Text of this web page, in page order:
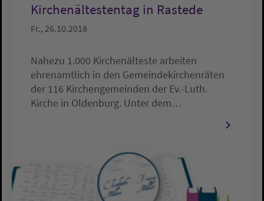
Kirchenältestentag in Rastede
Fr., 26.10.2018
Nahezu 1.000 Kirchenälteste arbeiten
ehrenamtlich in den Gemeindekirchenräten
der 116 Kirchengemeinden der Ev.-Luth.
Kirche in Oldenburg. Unter dem…